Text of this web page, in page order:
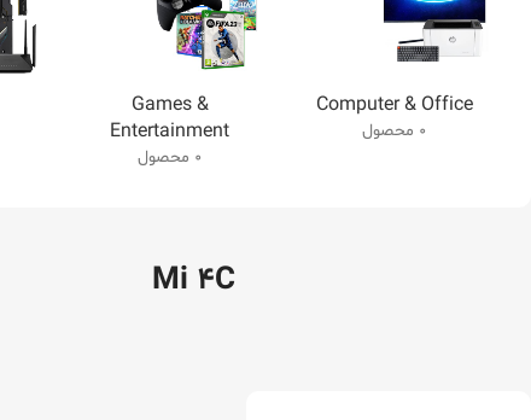
Computer & Office
0 محصول
Games &
Entertainment
0 محصول
Mi 4C